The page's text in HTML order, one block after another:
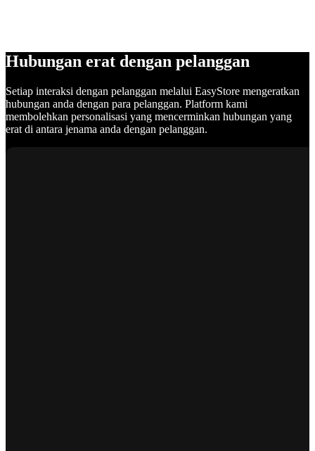
Hubungan erat dengan pelanggan
Setiap interaksi dengan pelanggan melalui EasyStore mengeratkan
hubungan anda dengan para pelanggan. Platform kami
membolehkan personalisasi yang mencerminkan hubungan yang
erat di antara jenama anda dengan pelanggan.